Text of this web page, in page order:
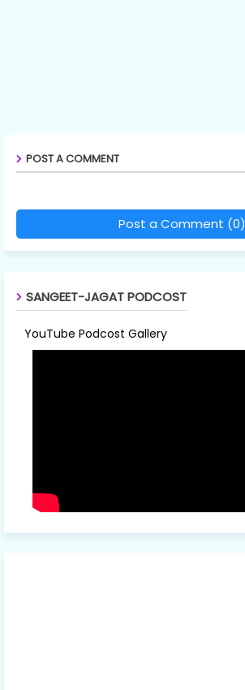
POST A COMMENT
Post a Comment (0)
SANGEET-JAGAT PODCOST
YouTube Podcost Gallery